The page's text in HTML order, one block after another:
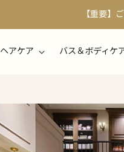
【重要】
ヘアケア バス＆ボディケ